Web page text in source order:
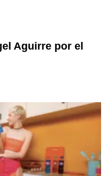
Aguirre por el